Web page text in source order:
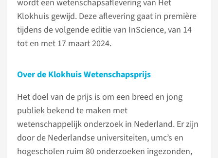
wordt een wetenschapsaflevering van Het
Klokhuis gewijd. Deze aflevering gaat in première
tijdens de volgende editie van InScience, van 14
tot en met 17 maart 2024.
Over de Klokhuis Wetenschapsprijs
Het doel van de prijs is om een breed en jong
publiek bekend te maken met
wetenschappelijk onderzoek in Nederland. Er zijn
door de Nederlandse universiteiten, umc’s en
hogescholen ruim 80 onderzoeken ingezonden,